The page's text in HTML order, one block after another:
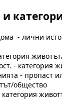
- лични
- категория
- пропаст
общество